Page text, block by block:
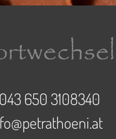
650 3108340